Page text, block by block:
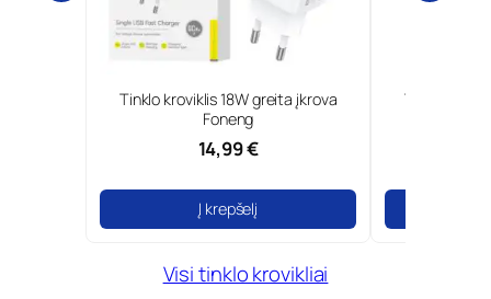
Tinklo kroviklis 18W greita įkrova
Foneng
14,99 €
Į krepšelį
Type-C
Visi tinklo krovikliai